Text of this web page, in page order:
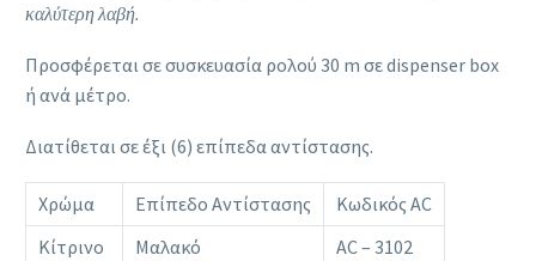
καλύτερη λαβή.
Προσφέρεται σε συσκευασία ρολού 30 m σε dispenser box
ή ανά μέτρο.
Διατίθεται σε έξι (6) επίπεδα αντίστασης.
Χρώμα Επίπεδο Αντίστασης
Κωδικός AC
Κίτρινο
Μαλακό
AC – 3102